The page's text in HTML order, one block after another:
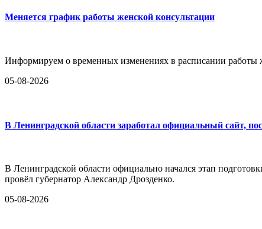
Меняется график работы женской консультации
Информируем о временных изменениях в расписании работы
05-08-2026
В Ленинградской области заработал официальный сайт,
В Ленинградской области официально начался этап
провёл губернатор Александр Дрозденко.
05-08-2026